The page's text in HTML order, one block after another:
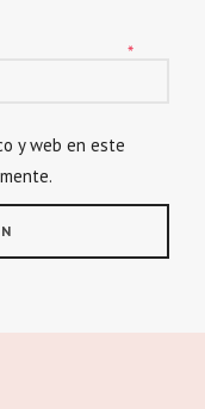
*
y web en este